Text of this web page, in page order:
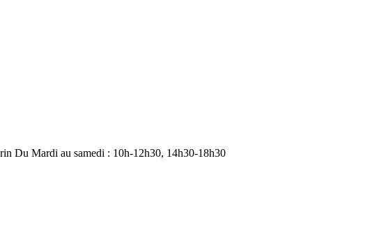
Du Mardi au samedi : 10h-12h30, 14h30-18h30